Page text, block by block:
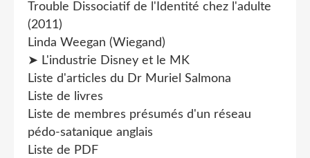
Trouble Dissociatif de l'Identité chez l'adulte
(2011)
Linda Weegan (Wiegand)
➤ L'industrie Disney et le MK
Liste d'articles du Dr Muriel Salmona
Liste de livres
Liste de membres présumés d'un réseau
pédo-satanique anglais
Liste de PDF